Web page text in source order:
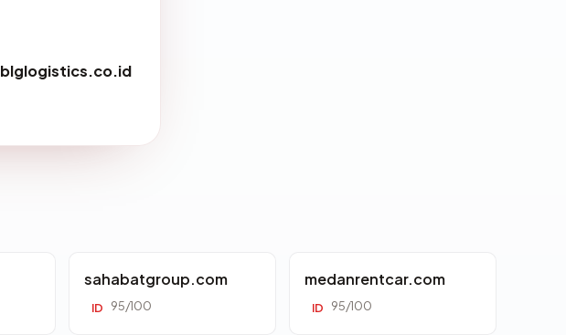
blglogistics.co.id
sahabatgroup.com
ID 95/100
medanrentcar.com
ID 95/100